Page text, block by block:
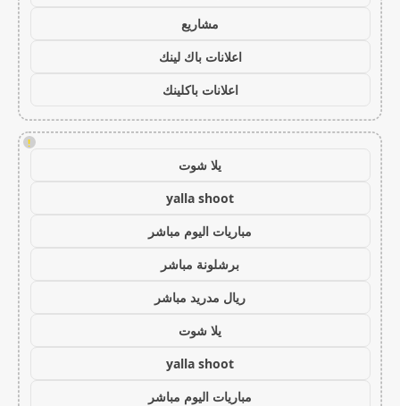
مشاريع
اعلانات باك لينك
اعلانات باكلينك
!
يلا شوت
yalla shoot
مباريات اليوم مباشر
برشلونة مباشر
ريال مدريد مباشر
يلا شوت
yalla shoot
مباريات اليوم مباشر